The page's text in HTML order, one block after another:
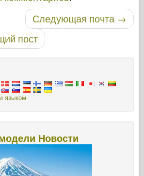
Следующая почта →
пост
языком
Новости